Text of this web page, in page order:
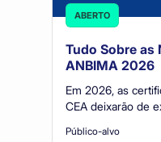
ABERTO
Tudo Sobre as
ANBIMA 2026
Em 2026, as
CEA deixarão de
reflete as
Público-alvo